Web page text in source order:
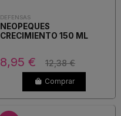
DEFENSAS
NEOPEQUES
CRECIMIENTO 150 ML
8,95 € 12,38 €
Comprar